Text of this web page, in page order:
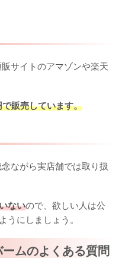
サイトのアマゾンや楽天
販売しています。
ながら実店舗では取り扱
ないので、欲しい人は公
うにしましょう。
ムのよくある質問